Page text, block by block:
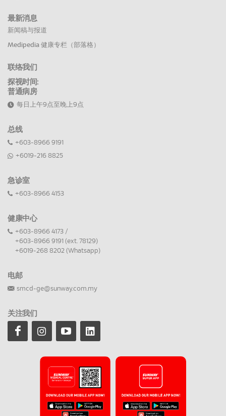
最新消息
新闻稿与报道
Medipedia 健康专栏（部落格）
联络我们
探视时间:
普通病房
每日上午9点至晚上9点
总线
+603-8966 9191
+6019-216 8825
急诊室
+603-8966 4153
健康中心
+603-8966 4173 /
+603-8966 9191 (ext. 78129)
+6019-268 8202 (Whatsapp)
电邮
smcd-ge@sunway.com.my
关注我们